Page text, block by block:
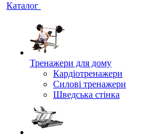
Каталог
Тренажери для дому
Кардіотренажери
Силові тренажери
Шведська стінка